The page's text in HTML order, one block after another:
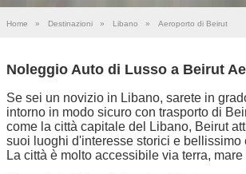
Home » Destinazioni » Libano » Aeroporto di Beirut
Noleggio Auto di Lusso a Beirut
Se sei un novizio in Libano, sarete in
intorno in modo sicuro con trasporto di
come la città capitale del Libano, Beirut
suoi luoghi d'interesse storici e bellissimo
La città è molto accessibile via terra, mare